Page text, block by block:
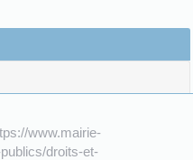
www.mairie-
droits-et-